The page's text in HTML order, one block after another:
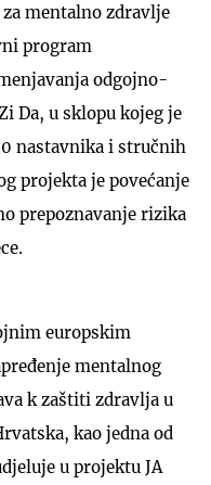
mentalno zdravlje
program
odgojno-
Da, u sklopu kojeg je
nastavnika i stručnih
projekta je povećanje
prepoznavanje rizika
europskim
mentalnog
k zaštiti zdravlja u
kao jedna od
u projektu JA